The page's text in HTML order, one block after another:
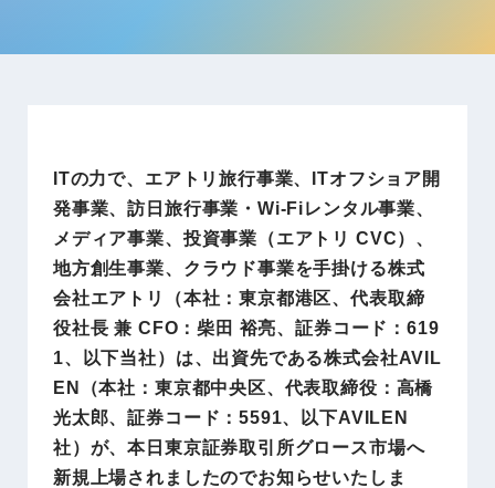
ITの力で、エアトリ旅行事業、ITオフショア開
発事業、訪日旅行事業・Wi-Fiレンタル事業、
メディア事業、投資事業（エアトリ CVC）、
地方創生事業、クラウド事業を手掛ける株式
会社エアトリ（本社：東京都港区、代表取締
役社長 兼 CFO：柴田 裕亮、証券コード：619
1、以下当社）は、出資先である株式会社AVIL
EN（本社：東京都中央区、代表取締役：高橋
光太郎、証券コード：5591、以下AVILEN
社）が、本日東京証券取引所グロース市場へ
新規上場されましたのでお知らせいたしま